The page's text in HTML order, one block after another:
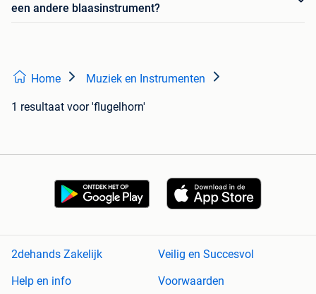
een andere blaasinstrument?
Home Muziek en Instrumenten
1 resultaat voor 'flugelhorn'
2dehands Zakelijk
Veilig en Succesvol
Help en info
Voorwaarden